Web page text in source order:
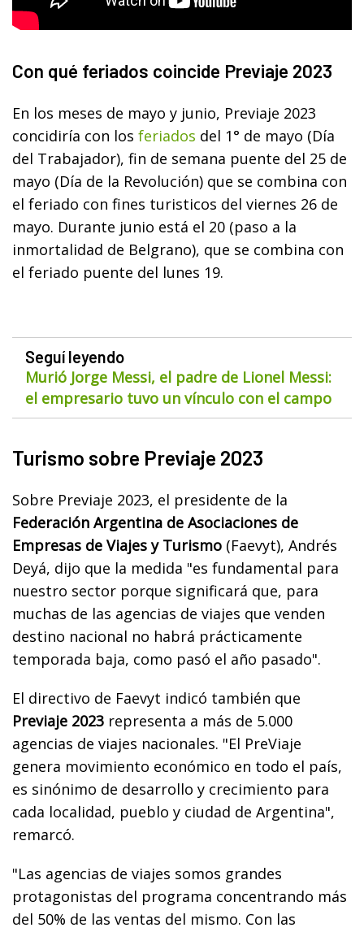
Con qué feriados coincide Previaje 2023
En los meses de mayo y junio, Previaje 2023
concidiría con los feriados del 1° de mayo (Día
del Trabajador), fin de semana puente del 25 de
mayo (Día de la Revolución) que se combina con
el feriado con fines turisticos del viernes 26 de
mayo. Durante junio está el 20 (paso a la
inmortalidad de Belgrano), que se combina con
el feriado puente del lunes 19.
Seguí leyendo
Murió Jorge Messi, el padre de Lionel Messi:
el empresario tuvo un vínculo con el campo
Turismo sobre Previaje 2023
Sobre Previaje 2023, el presidente de la
Federación Argentina de Asociaciones de
Empresas de Viajes y Turismo (Faevyt), Andrés
Deyá, dijo que la medida "es fundamental para
nuestro sector porque significará que, para
muchas de las agencias de viajes que venden
destino nacional no habrá prácticamente
temporada baja, como pasó el año pasado".
El directivo de Faevyt indicó también que
Previaje 2023 representa a más de 5.000
agencias de viajes nacionales. "El PreViaje
genera movimiento económico en todo el país,
es sinónimo de desarrollo y crecimiento para
cada localidad, pueblo y ciudad de Argentina",
remarcó.
"Las agencias de viajes somos grandes
protagonistas del programa concentrando más
del 50% de las ventas del mismo. Con las